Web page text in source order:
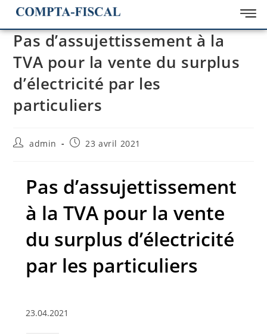
Pas d’assujettissement à la
TVA pour la vente du surplus
d’électricité par les
particuliers
admin 23 avril 2021
Pas d’assujettissement
à la TVA pour la vente
du surplus d’électricité
par les particuliers
23.04.2021